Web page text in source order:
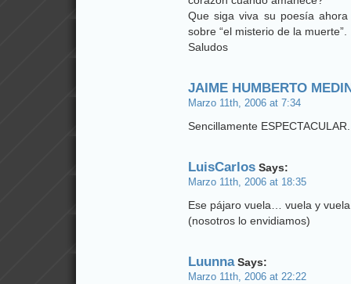
Que siga viva su poesía
sobre “el misterio de la muerte”.
Saludos
JAIME HUMBERTO
Marzo 11th, 2006 at 7:34
Sencillamente ESPECTACULAR.
LuisCarlos Says:
Marzo 11th, 2006 at 18:35
Ese pájaro vuela… vuela y vuela
(nosotros lo envidiamos)
LuunnaSays:
Marzo 11th, 2006 at 22:22